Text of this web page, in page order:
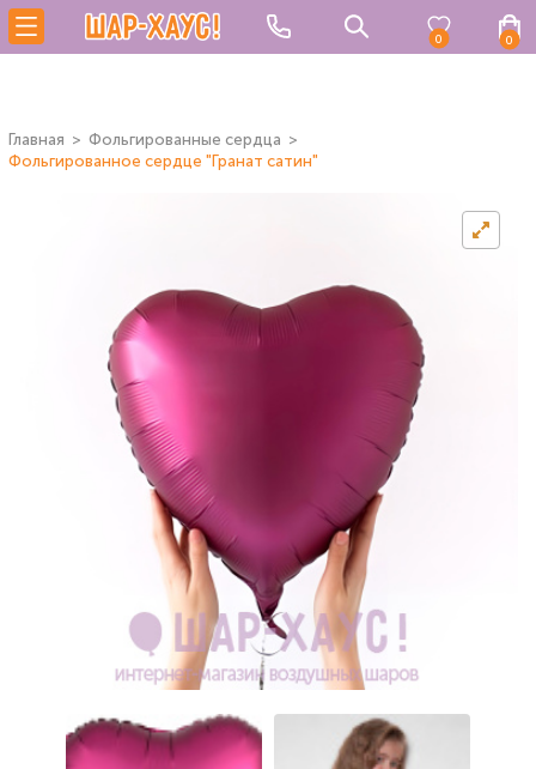
0 0
Главная
Фольгированные сердца
Фольгированное сердце "Гранат сатин"